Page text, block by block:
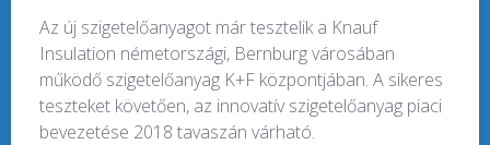
Az új szigetelőanyagot már tesztelik a Knauf
Insulation németországi, Bernburg városában
működő szigetelőanyag K+F központjában. A sikeres
teszteket követően, az innovatív szigetelőanyag piaci
bevezetése 2018 tavaszán várható.